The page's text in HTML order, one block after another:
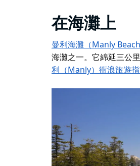
在海灘上
曼利海灘（Manly Beach
海灘之一。 它綿延三公
利（Manly）衝浪旅遊